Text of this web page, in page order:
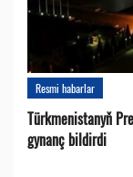
Resmi habarlar
Türkmenistanyň
gynanç bildirdi